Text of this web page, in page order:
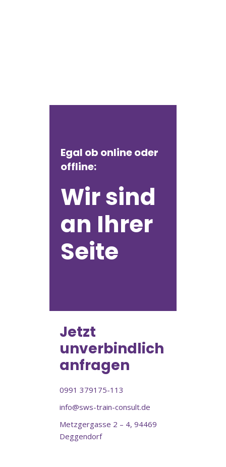
Egal ob online oder
offline:
Wir sind
an Ihrer
Seite
Jetzt
unverbindlich
anfragen
0991 379175-113
info@sws-train-consult.de
Metzgergasse 2 – 4, 94469
Deggendorf